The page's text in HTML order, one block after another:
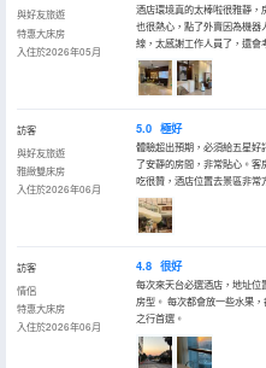
與好友旅遊
特惠大床房
入住於2026年05月
酒店環境真的太棒啦很雅靜，
也很熱心，點了外賣因為機器
線，太感謝工作人員了，還會
訪客
與好友旅遊
雅緻雙床房
入住於2026年06月
5.0 極好
體驗超出預期，必須給五星好
了安靜的房間，非常貼心。客
吃很贊，酒店位置去景區非常
訪客
情侶
特惠大床房
入住於2026年06月
4.8 很好
每次來天台必選酒店，地址位
房型。 每次都會放一些水果
之行首選。